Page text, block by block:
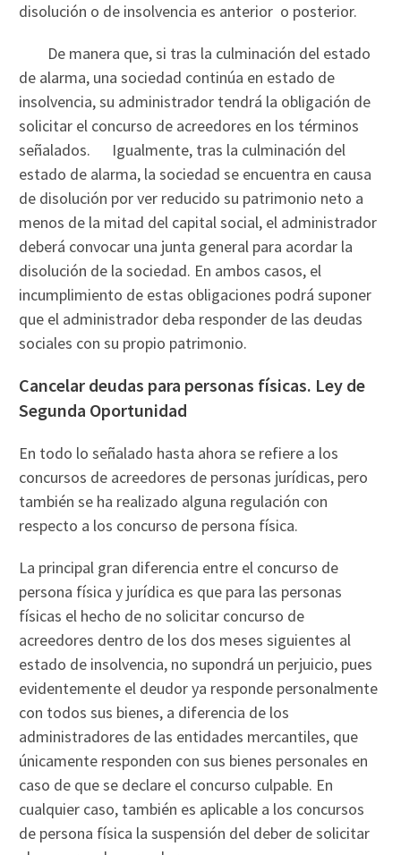
disolución o de insolvencia es anterior o posterior.
De manera que, si tras la culminación del estado
de alarma, una sociedad continúa en estado de
insolvencia, su administrador tendrá la obligación de
solicitar el concurso de acreedores en los términos
señalados. Igualmente, tras la culminación del
estado de alarma, la sociedad se encuentra en causa
de disolución por ver reducido su patrimonio neto a
menos de la mitad del capital social, el administrador
deberá convocar una junta general para acordar la
disolución de la sociedad. En ambos casos, el
incumplimiento de estas obligaciones podrá suponer
que el administrador deba responder de las deudas
sociales con su propio patrimonio.
Cancelar deudas para personas físicas. Ley de
Segunda Oportunidad
En todo lo señalado hasta ahora se refiere a los
concursos de acreedores de personas jurídicas, pero
también se ha realizado alguna regulación con
respecto a los concurso de persona física.
La principal gran diferencia entre el concurso de
persona física y jurídica es que para las personas
físicas el hecho de no solicitar concurso de
acreedores dentro de los dos meses siguientes al
estado de insolvencia, no supondrá un perjuicio, pues
evidentemente el deudor ya responde personalmente
con todos sus bienes, a diferencia de los
administradores de las entidades mercantiles, que
únicamente responden con sus bienes personales en
caso de que se declare el concurso culpable. En
cualquier caso, también es aplicable a los concursos
de persona física la suspensión del deber de solicitar